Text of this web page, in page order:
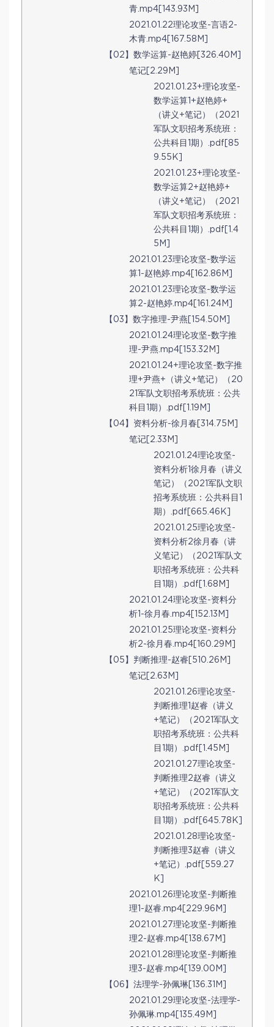
青.mp4[143.93M]
2021.01.22理论攻坚-言语2-
木青.mp4[167.58M]
【02】数学运算-赵艳婷[326.40M]
笔记[2.29M]
2021.01.23+理论攻坚-
数学运算1+赵艳婷+
（讲义+笔记）（2021
军队文职招考系统班：
公共科目1期）.pdf[85
9.55K]
2021.01.23+理论攻坚-
数学运算2+赵艳婷+
（讲义+笔记）（2021
军队文职招考系统班：
公共科目1期）.pdf[1.4
5M]
2021.01.23理论攻坚-数学运
算1-赵艳婷.mp4[162.86M]
2021.01.23理论攻坚-数学运
算2-赵艳婷.mp4[161.24M]
【03】数字推理-尹燕[154.50M]
2021.01.24理论攻坚-数字推
理-尹燕.mp4[153.32M]
2021.01.24+理论攻坚-数字推
理+尹燕+（讲义+笔记）（20
21军队文职招考系统班：公共
科目1期）.pdf[1.19M]
【04】资料分析-徐月春[314.75M]
笔记[2.33M]
2021.01.24理论攻坚-
资料分析1徐月春（讲义
笔记）（2021军队文职
招考系统班：公共科目1
期）.pdf[665.46K]
2021.01.25理论攻坚-
资料分析2徐月春（讲
义笔记）（2021军队文
职招考系统班：公共科
目1期）.pdf[1.68M]
2021.01.24理论攻坚-资料分
析1-徐月春.mp4[152.13M]
2021.01.25理论攻坚-资料分
析2-徐月春.mp4[160.29M]
【05】判断推理-赵睿[510.26M]
笔记[2.63M]
2021.01.26理论攻坚-
判断推理1赵睿（讲义
+笔记）（2021军队文
职招考系统班：公共科
目1期）.pdf[1.45M]
2021.01.27理论攻坚-
判断推理2赵睿（讲义
+笔记）（2021军队文
职招考系统班：公共科
目1期）.pdf[645.78K]
2021.01.28理论攻坚-
判断推理3赵睿（讲义
+笔记）.pdf[559.27
K]
2021.01.26理论攻坚-判断推
理1-赵睿.mp4[229.96M]
2021.01.27理论攻坚-判断推
理2-赵睿.mp4[138.67M]
2021.01.28理论攻坚-判断推
理3-赵睿.mp4[139.00M]
【06】法理学-孙佩琳[136.31M]
2021.01.29理论攻坚-法理学-
孙佩琳.mp4[135.49M]